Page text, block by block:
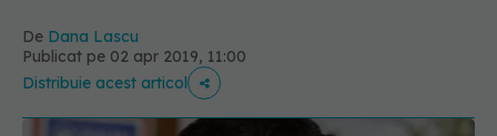
De Dana Lascu
Publicat pe 02 apr 2019, 11:00
Distribuie acest articol